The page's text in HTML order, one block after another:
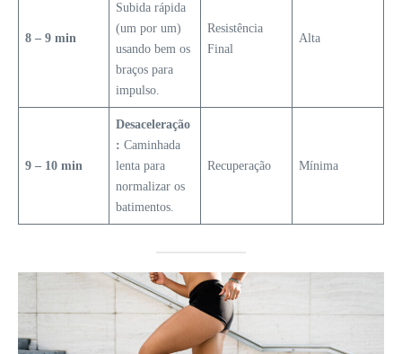
8 – 9 min
Subida rápida
(um por um)
usando bem os
braços para
impulso.
Resistência
Final
Alta
9 – 10 min
Desaceleração
: Caminhada
lenta para
normalizar os
batimentos.
Recuperação Mínima